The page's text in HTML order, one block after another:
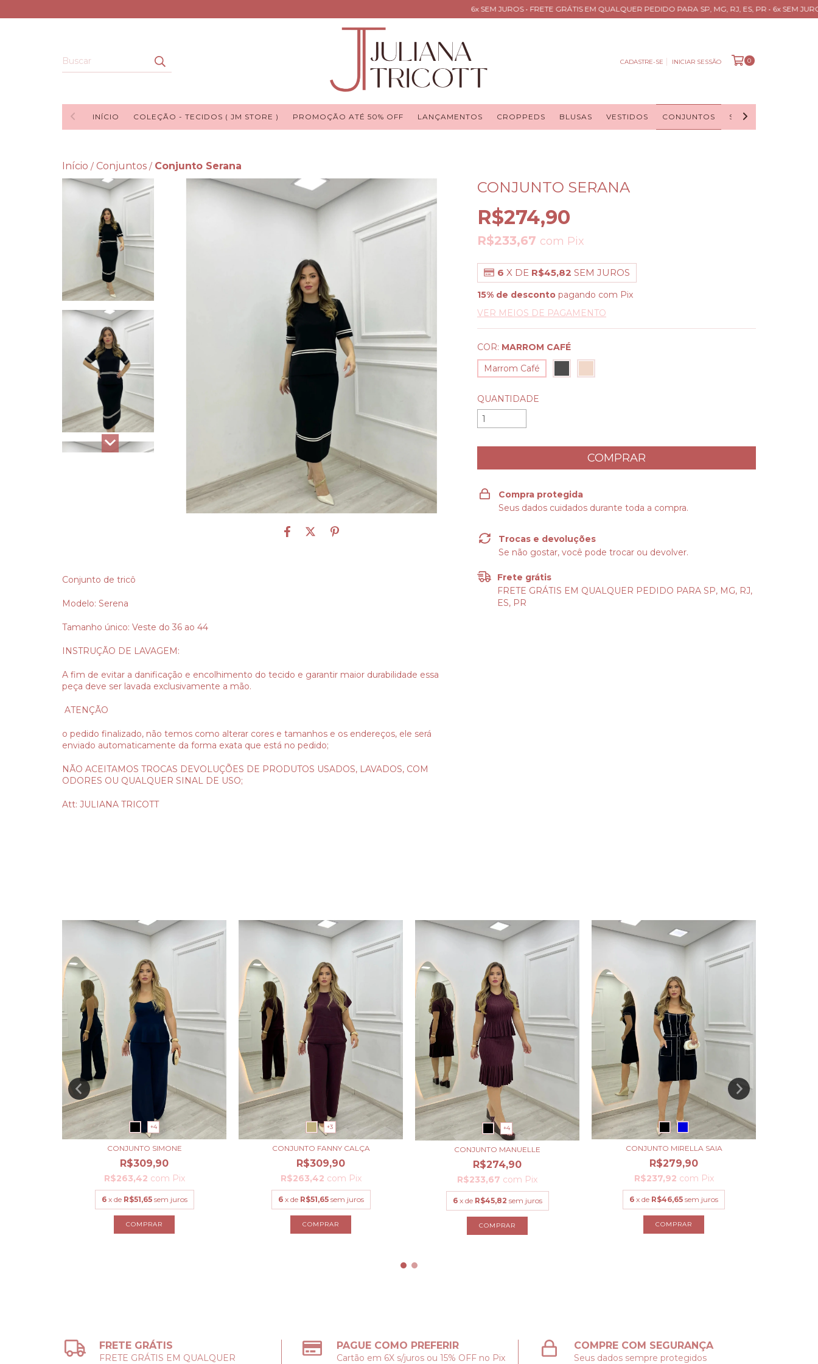
6x SEM JUROS • FRETE GRÁTIS EM QUALQUER PEDIDO PARA SP, MG, RJ, ES, PR • 6x SEM
CADASTRE-SE INICIAR SESSÃO 0
INÍCIO COLEÇÃO - TECIDOS ( JM STORE ) PROMOÇÃO ATÉ 50% OFF LANÇAMENTOS CROPPEDS BLUSAS VESTIDOS CONJUNTOS SAIAS
Início / Conjuntos / Conjunto Serana
Conjunto de tricô
Modelo: Serena
Tamanho único: Veste do 36 ao 44
INSTRUÇÃO DE LAVAGEM:
A fim de evitar a danificação e encolhimento do tecido e garantir maior durabilidade essa
peça deve ser lavada exclusivamente a mão.
ATENÇÃO
o pedido finalizado, não temos como alterar cores e tamanhos e os endereços, ele será
enviado automaticamente da forma exata que está no pedido;
NÃO ACEITAMOS TROCAS DEVOLUÇÕES DE PRODUTOS USADOS, LAVADOS, COM
ODORES OU QUALQUER SINAL DE USO;
Att: JULIANA TRICOTT
CONJUNTO SERANA
R$274,90
R$233,67 com Pix
6 X DE R$45,82 SEM JUROS
15% de desconto pagando com Pix
VER MEIOS DE PAGAMENTO
COR: MARROM CAFÉ
Marrom Café
QUANTIDADE
Compra protegida
Seus dados cuidados durante toda a compra.
Trocas e devoluções
Se não gostar, você pode trocar ou devolver.
Frete grátis
FRETE GRÁTIS EM QUALQUER PEDIDO PARA SP, MG, RJ,
ES, PR
+4
CONJUNTO SIMONE
R$309,90
R$263,42 com Pix
6 x de R$51,65 sem juros
COMPRAR
+3
CONJUNTO FANNY CALÇA
R$309,90
R$263,42 com Pix
6 x de R$51,65 sem juros
COMPRAR
+4
CONJUNTO MANUELLE
R$274,90
R$233,67 com Pix
6 x de R$45,82 sem juros
COMPRAR
CONJUNTO MIRELLA SAIA
R$279,90
R$237,92 com Pix
6 x de R$46,65 sem juros
COMPRAR
FRETE GRÁTIS
FRETE GRÁTIS EM QUALQUER
PAGUE COMO PREFERIR
Cartão em 6X s/juros ou 15% OFF no Pix
COMPRE COM SEGURANÇA
Seus dados sempre protegidos